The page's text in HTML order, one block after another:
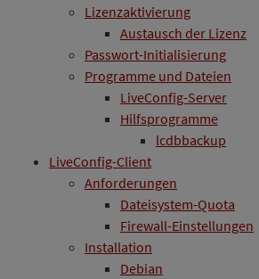
Lizenzaktivierung
Austausch der Lizenz
Passwort-Initialisierung
Programme und Dateien
LiveConfig-Server
Hilfsprogramme
lcdbbackup
LiveConfig-Client
Anforderungen
Dateisystem-Quota
Firewall-Einstellungen
Installation
Debian